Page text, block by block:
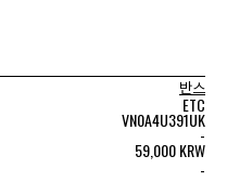
반스
ETC
VN0A4U391UK
-
59,000 KRW
-